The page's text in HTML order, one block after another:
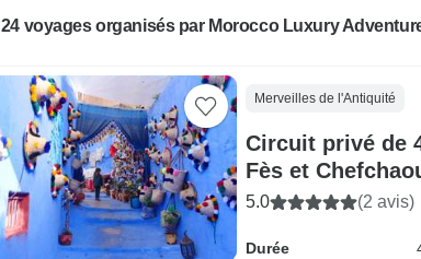
24 voyages organisés par Morocco Luxury
Merveilles de l'Antiquité
Circuit privé de
Fès et
5.0 (2 avis)
Durée